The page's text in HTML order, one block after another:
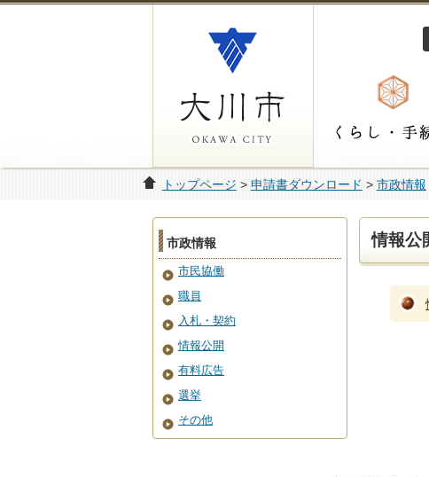
トップページ > 申請書ダウンロード > 市政情報
情報公
市政情報
市民協働
職員
入札・契約
情報公開
有料広告
選挙
その他